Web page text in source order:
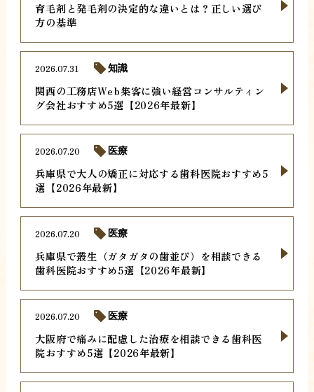
育毛剤と発毛剤の決定的な違いとは？正しい選び
方の基準
関西の工務店Web集客に強い経営コンサルティン
グ会社おすすめ5選【2026年最新】
2026.07.31 知識
兵庫県で大人の矯正に対応する歯科医院おすすめ5
選【2026年最新】
2026.07.20 医療
兵庫県で叢生（ガタガタの歯並び）を相談できる
歯科医院おすすめ5選【2026年最新】
2026.07.20 医療
大阪府で痛みに配慮した治療を相談できる歯科医
院おすすめ5選【2026年最新】
2026.07.20 医療